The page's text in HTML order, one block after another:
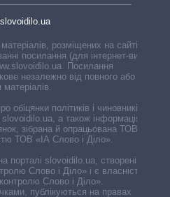
розміщених на сайті,
посилання (для інтернет-видань
Посилання
незалежно від повного або
обіцянки політиків і чиновників,
а також інформація про
зібрана й опрацьована ТОВ «ІА
ТОВ «ІА Слово і Діло».
порталі slovoidilo.ua, створені ГО
Слово і Діло» і є власністю
Слово і Діло».
публікуються на правах